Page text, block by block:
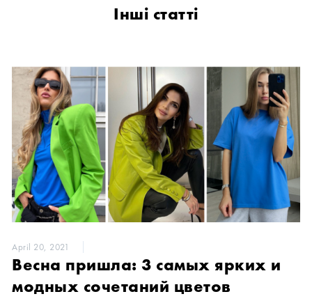
Інші статті
April 20, 2021
Весна пришла: 3 самых ярких и
модных сочетаний цветов